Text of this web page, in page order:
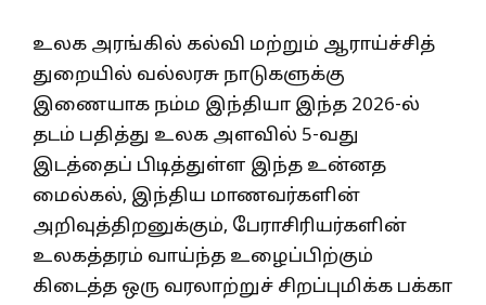
உலக அரங்கில் கல்வி மற்றும் ஆராய்ச்சித்
துறையில் வல்லரசு நாடுகளுக்கு
இணையாக நம்ம இந்தியா இந்த 2026-ல்
தடம் பதித்து உலக அளவில் 5-வது
இடத்தைப் பிடித்துள்ள இந்த உன்னத
மைல்கல், இந்திய மாணவர்களின்
அறிவுத்திறனுக்கும், பேராசிரியர்களின்
உலகத்தரம் வாய்ந்த உழைப்பிற்கும்
கிடைத்த ஒரு வரலாற்றுச் சிறப்புமிக்க பக்கா